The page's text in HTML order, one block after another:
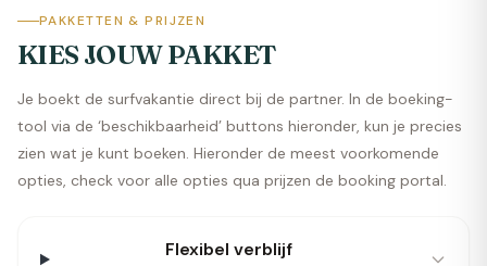
PAKKETTEN & PRIJZEN
KIES JOUW PAKKET
Je boekt de surfvakantie direct bij de partner. In de boeking-
tool via de ‘beschikbaarheid’ buttons hieronder, kun je precies
zien wat je kunt boeken. Hieronder de meest voorkomende
opties, check voor alle opties qua prijzen de booking portal.
Flexibel verblijf